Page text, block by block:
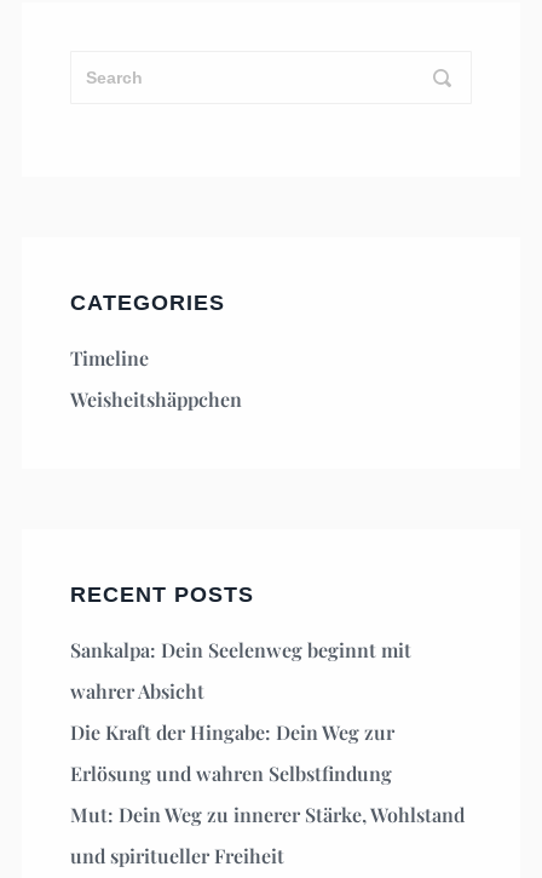
CATEGORIES
Timeline
Weisheitshäppchen
RECENT POSTS
Sankalpa: Dein Seelenweg beginnt mit
wahrer Absicht
Die Kraft der Hingabe: Dein Weg zur
Erlösung und wahren Selbstfindung
Mut: Dein Weg zu innerer Stärke, Wohlstand
und spiritueller Freiheit